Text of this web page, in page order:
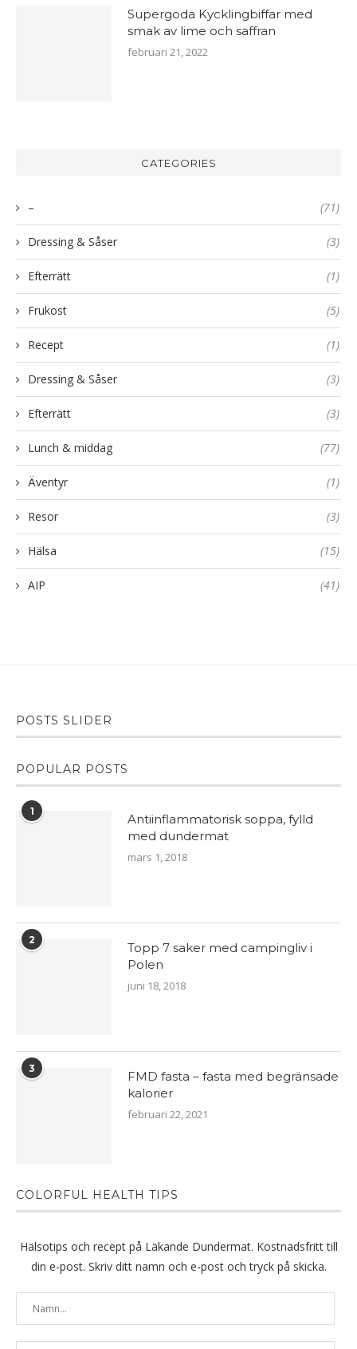
Supergoda Kycklingbiffar med
smak av lime och saffran
februari 21, 2022
CATEGORIES
– (71)
Dressing & Såser (3)
Efterrätt (1)
Frukost (5)
Recept (1)
Dressing & Såser (3)
Efterrätt (3)
Lunch & middag (77)
Äventyr (1)
Resor (3)
Hälsa (15)
AIP (41)
POSTS SLIDER
POPULAR POSTS
1
Antiinflammatorisk soppa, fylld
med dundermat
mars 1, 2018
2
Topp 7 saker med campingliv i
Polen
juni 18, 2018
3
FMD fasta – fasta med begränsade
kalorier
februari 22, 2021
COLORFUL HEALTH TIPS
Hälsotips och recept på Läkande Dundermat. Kostnadsfritt till
din e-post. Skriv ditt namn och e-post och tryck på skicka.